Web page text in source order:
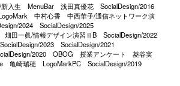
入生 MenuBar 浅田真優花
SocialDesign/2016
中村心香
中西華子/通信ネットワーク演
2024
SocialDesign/2025
畑田一眞/情報デザイン演習ⅡB
SocialDesign/2022
SocialDesign/2023
SocialDesign/2021
2020 OBOG 授業アンケート
菱谷実
亀崎瑞穂 LogoMarkPC
SocialDesign/2019